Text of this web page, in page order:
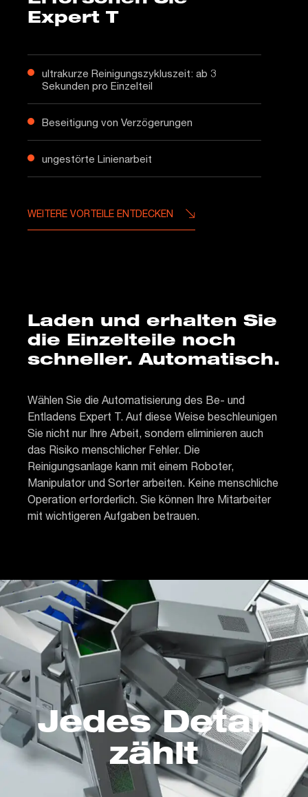
Expert T
ultrakurze Reinigungszykluszeit: ab 3
Sekunden pro Einzelteil
Beseitigung von Verzögerungen
ungestörte Linienarbeit
WEITERE VORTEILE ENTDECKEN
Laden und erhalten Sie
die Einzelteile noch
schneller. Automatisch.
Wählen Sie die Automatisierung des Be- und
Entladens Expert T. Auf diese Weise beschleunigen
Sie nicht nur Ihre Arbeit, sondern eliminieren auch
das Risiko menschlicher Fehler. Die
Reinigungsanlage kann mit einem Roboter,
Manipulator und Sorter arbeiten. Keine menschliche
Operation erforderlich. Sie können Ihre Mitarbeiter
mit wichtigeren Aufgaben betrauen.
Jedes Detail
zählt